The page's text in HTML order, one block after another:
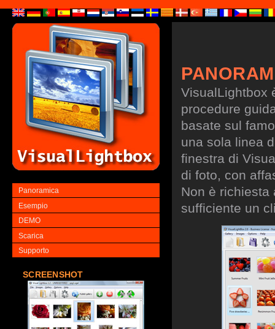
Panoramica
Esempio
DEMO
Scarica
Supporto
SCREENSHOT
VisualLightbox
procedure
basate sul
una sola linea
finestra di
di foto, con
Non è richiesta
sufficiente un